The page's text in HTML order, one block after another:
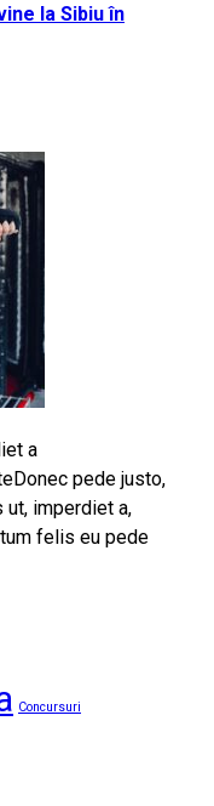
la Sibiu în
a
pede justo,
ut, imperdiet a,
felis eu pede
Concursuri